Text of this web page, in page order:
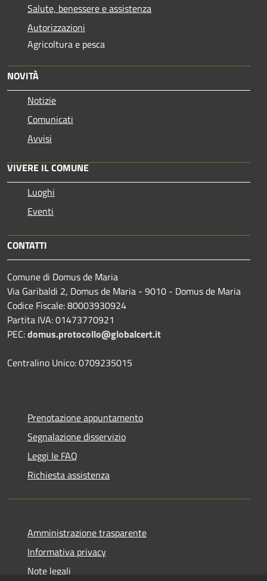
Salute, benessere e assistenza
Autorizzazioni
Agricoltura e pesca
NOVITÀ
Notizie
Comunicati
Avvisi
VIVERE IL COMUNE
Luoghi
Eventi
CONTATTI
Comune di Domus de Maria
Via Garibaldi 2, Domus de Maria - 9010 - Domus de Maria
Codice Fiscale: 80003930924
Partita IVA: 01473770921
PEC:domus.protocollo@globalcert.it
Centralino Unico: 0709235015
Prenotazione appuntamento
Segnalazione disservizio
Leggi le FAQ
Richiesta assistenza
Amministrazione trasparente
Informativa privacy
Note legali